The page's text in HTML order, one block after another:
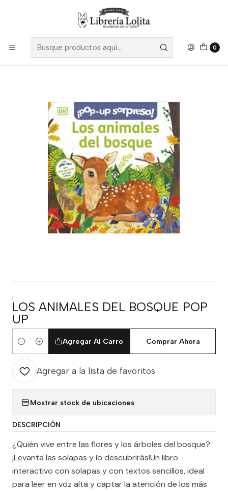
0
Despacho a todo Chile
|
LOS ANIMALES DEL BOSQUE POP
UP
Cantidad
Agregar Al Carro Comprar Ahora
Agregar a la lista de favoritos
Mostrar stock de ubicaciones
DESCRIPCIÓN
¿Quién vive entre las flores y los árboles del bosque?
¡Levanta las solapas y lo descubrirás!Un libro
interactivo con solapas y con textos sencillos, ideal
para leer en voz alta y captar la atención de los más